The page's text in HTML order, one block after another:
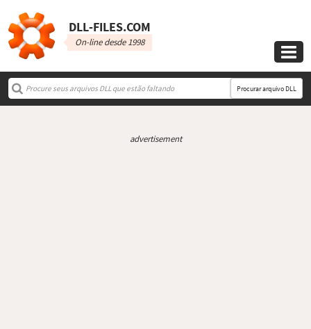
DLL‑FILES.COM
On-line desde 1998

Procurar arquivo DLL
advertisement